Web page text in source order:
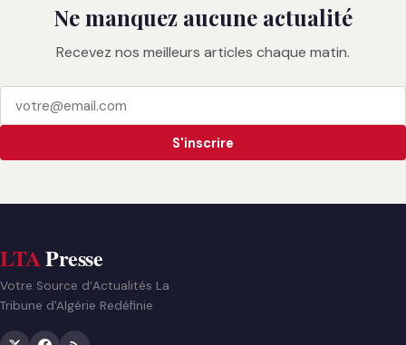
Ne manquez aucune actualité
Recevez nos meilleurs articles chaque matin.
S'inscrire
LTAPresse
Votre Source d’Actualités La
Tribune d'Algérie Redéfinie